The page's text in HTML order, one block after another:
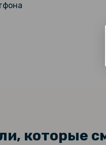
которые